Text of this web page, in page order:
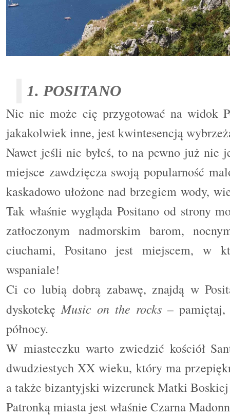
1. POSITANO
Nic nie może cię przygotować na widok
jakakolwiek inne, jestkwintesencją
Nawet jeśli nie byłeś, to na pewno już nie
miejsce zawdzięcza swoją popularność
kaskadowo ułożonenad brzegiem wody,
Tak właśnie wygląda Positano od strony
zatłoczonym nadmorskim barom,
ciuchami, Positano jest miejscem, w
wspaniale!
Ci co lubią dobrą zabawę, znajdą w
dyskotekęMusic on the rocks –
północy.
W miasteczku warto zwiedzić kościół
dwudziestych XX wieku, który ma
a także bizantyjski wizerunek Matki
Patronką miasta jest właśnie Czarna